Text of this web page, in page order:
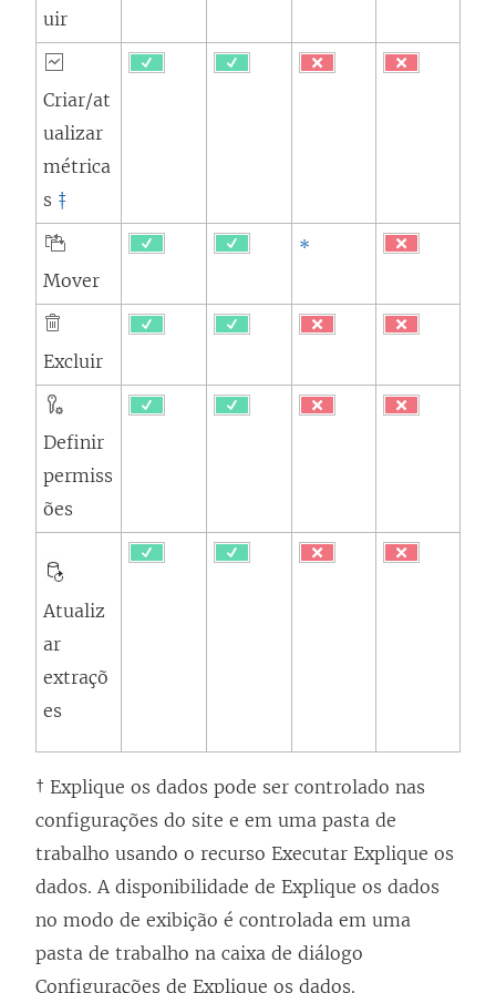
uir
Criar/at
ualizar
métrica
s ‡
Mover
*
Excluir
Definir
permiss
ões
Atualiz
ar
extraçõ
es
† Explique os dados pode ser controlado nas
configurações do site e em uma pasta de
trabalho usando o recurso Executar Explique os
dados. A disponibilidade de Explique os dados
no modo de exibição é controlada em uma
pasta de trabalho na caixa de diálogo
Configurações de Explique os dados.